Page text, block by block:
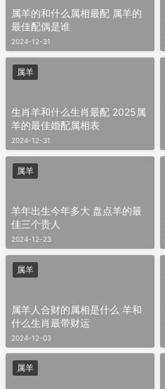
属羊的和什么属相最配 属羊的
最佳配偶是谁
2024-12-31
生肖羊和什么生肖最配 2025属
羊的最佳婚配属相表
2024-12-31
属羊
羊年出生今年多大 盘点羊的最
佳三个贵人
2024-12-23
属羊
属羊人合财的属相是什么 羊和
什么生肖最带财运
2024-12-03
属羊
属羊